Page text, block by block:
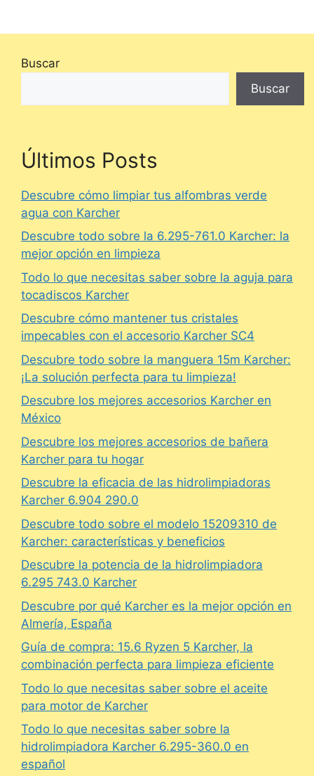
Buscar
Buscar
Últimos Posts
Descubre cómo limpiar tus alfombras verde
agua con Karcher
Descubre todo sobre la 6.295-761.0 Karcher: la
mejor opción en limpieza
Todo lo que necesitas saber sobre la aguja para
tocadiscos Karcher
Descubre cómo mantener tus cristales
impecables con el accesorio Karcher SC4
Descubre todo sobre la manguera 15m Karcher:
¡La solución perfecta para tu limpieza!
Descubre los mejores accesorios Karcher en
México
Descubre los mejores accesorios de bañera
Karcher para tu hogar
Descubre la eficacia de las hidrolimpiadoras
Karcher 6.904 290.0
Descubre todo sobre el modelo 15209310 de
Karcher: características y beneficios
Descubre la potencia de la hidrolimpiadora
6.295 743.0 Karcher
Descubre por qué Karcher es la mejor opción en
Almería, España
Guía de compra: 15.6 Ryzen 5 Karcher, la
combinación perfecta para limpieza eficiente
Todo lo que necesitas saber sobre el aceite
para motor de Karcher
Todo lo que necesitas saber sobre la
hidrolimpiadora Karcher 6.295-360.0 en
español